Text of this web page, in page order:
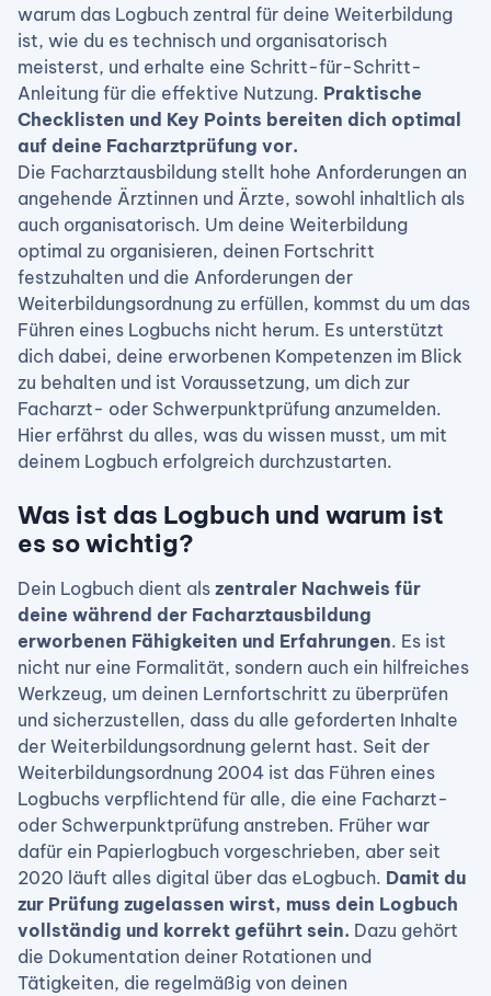
warum das Logbuch zentral für deine Weiterbildung
ist, wie du es technisch und organisatorisch
meisterst, und erhalte eine Schritt-für-Schritt-
Anleitung für die effektive Nutzung. Praktische
Checklisten und Key Points bereiten dich optimal
auf deine Facharztprüfung vor.
Die Facharztausbildung stellt hohe Anforderungen an
angehende Ärztinnen und Ärzte, sowohl inhaltlich als
auch organisatorisch. Um deine Weiterbildung
optimal zu organisieren, deinen Fortschritt
festzuhalten und die Anforderungen der
Weiterbildungsordnung zu erfüllen, kommst du um das
Führen eines Logbuchs nicht herum. Es unterstützt
dich dabei, deine erworbenen Kompetenzen im Blick
zu behalten und ist Voraussetzung, um dich zur
Facharzt- oder Schwerpunktprüfung anzumelden.
Hier erfährst du alles, was du wissen musst, um mit
deinem Logbuch erfolgreich durchzustarten.
Was ist das Logbuch und warum ist
es so wichtig?
Dein Logbuch dient als zentraler Nachweis für
deine während der Facharztausbildung
erworbenen Fähigkeiten und Erfahrungen. Es ist
nicht nur eine Formalität, sondern auch ein hilfreiches
Werkzeug, um deinen Lernfortschritt zu überprüfen
und sicherzustellen, dass du alle geforderten Inhalte
der Weiterbildungsordnung gelernt hast. Seit der
Weiterbildungsordnung 2004 ist das Führen eines
Logbuchs verpflichtend für alle, die eine Facharzt-
oder Schwerpunktprüfung anstreben. Früher war
dafür ein Papierlogbuch vorgeschrieben, aber seit
2020 läuft alles digital über das eLogbuch. Damit du
zur Prüfung zugelassen wirst, muss dein Logbuch
vollständig und korrekt geführt sein. Dazu gehört
die Dokumentation deiner Rotationen und
Tätigkeiten, die regelmäßig von deinen